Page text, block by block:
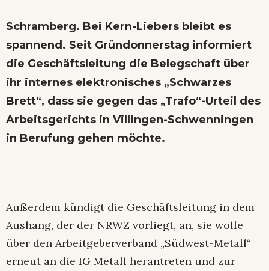
Schramberg. Bei Kern-Liebers bleibt es
spannend. Seit Gründonnerstag informiert
die Geschäftsleitung die Belegschaft über
ihr internes elektronisches „Schwarzes
Brett“, dass sie gegen das „Trafo“-Urteil des
Arbeitsgerichts in Villingen-Schwenningen
in Berufung gehen möchte.
Außerdem kündigt die Geschäftsleitung in dem
Aushang, der der NRWZ vorliegt, an, sie wolle
über den Arbeitgeberverband „Südwest-Metall“
erneut an die IG Metall herantreten und zur